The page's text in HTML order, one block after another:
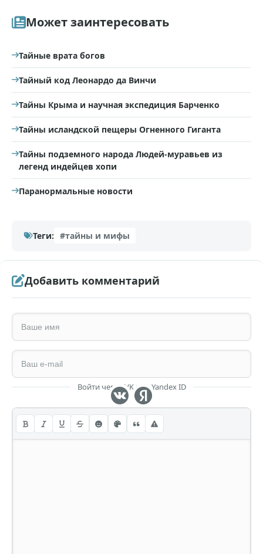
Может заинтересовать
Тайные врата богов
Тайный код Леонардо да Винчи
Тайны Крыма и научная экспедиция Барченко
Тайны исландской пещеры Огненного Гиганта
Тайны подземного народа Людей-муравьев из
легенд индейцев хопи
Паранормальные новости
Теги: #тайны и мифы
Добавить комментарий
Войти через VK или Yandex ID